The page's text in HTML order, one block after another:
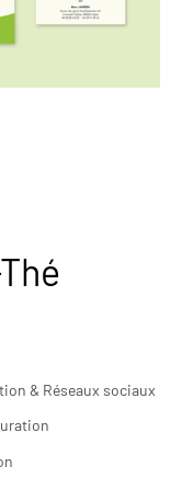
& Réseaux sociaux